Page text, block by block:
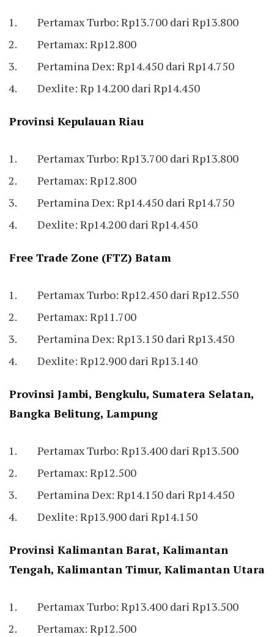
Pertamax Turbo: Rp13.700 dari Rp13.800
Pertamax: Rp12.800
Pertamina Dex: Rp14.450 dari Rp14.750
Dexlite: Rp 14.200 dari Rp14.450
Provinsi Kepulauan Riau
Pertamax Turbo: Rp13.700 dari Rp13.800
Pertamax: Rp12.800
Pertamina Dex: Rp14.450 dari Rp14.750
Dexlite: Rp14.200 dari Rp14.450
Free Trade Zone (FTZ) Batam
Pertamax Turbo: Rp12.450 dari Rp12.550
Pertamax: Rp11.700
Pertamina Dex: Rp13.150 dari Rp13.450
Dexlite: Rp12.900 dari Rp13.140
Provinsi Jambi, Bengkulu, Sumatera Selatan,
Bangka Belitung, Lampung
Pertamax Turbo: Rp13.400 dari Rp13.500
Pertamax: Rp12.500
Pertamina Dex: Rp14.150 dari Rp14.450
Dexlite: Rp13.900 dari Rp14.150
Provinsi Kalimantan Barat, Kalimantan
Tengah, Kalimantan Timur, Kalimantan Utara
Pertamax Turbo: Rp13.400 dari Rp13.500
Pertamax: Rp12.500